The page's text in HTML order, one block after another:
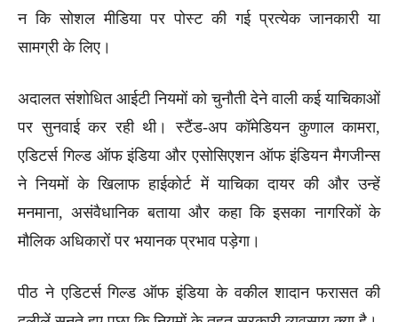
न कि सोशल मीडिया पर पोस्ट की गई प्रत्येक जानकारी या
सामग्री के लिए।
अदालत संशोधित आईटी नियमों को चुनौती देने वाली कई याचिकाओं
पर सुनवाई कर रही थी। स्टैंड-अप कॉमेडियन कुणाल कामरा,
एडिटर्स गिल्ड ऑफ इंडिया और एसोसिएशन ऑफ इंडियन मैगजीन्स
ने नियमों के खिलाफ हाईकोर्ट में याचिका दायर की और उन्हें
मनमाना, असंवैधानिक बताया और कहा कि इसका नागरिकों के
मौलिक अधिकारों पर भयानक प्रभाव पड़ेगा।
पीठ ने एडिटर्स गिल्ड ऑफ इंडिया के वकील शादान फरासत की